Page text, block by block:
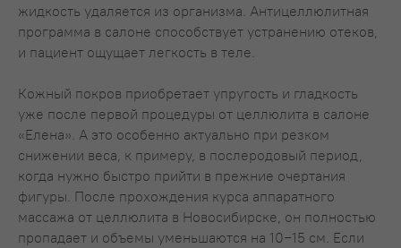
жидкость удаляется из организма. Антицеллюлитная
программа в салоне способствует устранению отеков,
и пациент ощущает легкость в теле.
Кожный покров приобретает упругость и гладкость
уже после первой процедуры от целлюлита в салоне
«Елена». А это особенно актуально при резком
снижении веса, к примеру, в послеродовый период,
когда нужно быстро прийти в прежние очертания
фигуры. После прохождения курса аппаратного
массажа от целлюлита в Новосибирске, он полностью
пропадает и объемы уменьшаются на 10−15 см. Если